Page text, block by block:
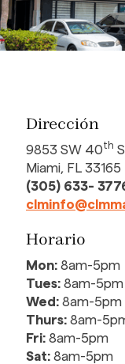
Dirección
9853 SW 40th
Miami, FL 33165
(305) 633-
Horario
Mon: 8am-5pm
Tues: 8am-5pm
Wed: 8am-5pm
Thurs: 8am-
Fri: 8am-5pm
Sat: 8am-5pm